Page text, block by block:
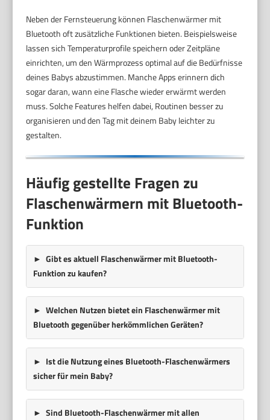
Neben der Fernsteuerung können Flaschenwärmer mit
Bluetooth oft zusätzliche Funktionen bieten. Beispielsweise
lassen sich Temperaturprofile speichern oder Zeitpläne
einrichten, um den Wärmprozess optimal auf die Bedürfnisse
deines Babys abzustimmen. Manche Apps erinnern dich
sogar daran, wann eine Flasche wieder erwärmt werden
muss. Solche Features helfen dabei, Routinen besser zu
organisieren und den Tag mit deinem Baby leichter zu
gestalten.
Häufig gestellte Fragen zu
Flaschenwärmern mit Bluetooth-
Funktion
Gibt es aktuell Flaschenwärmer mit Bluetooth-
Funktion zu kaufen?
Welchen Nutzen bietet ein Flaschenwärmer mit
Bluetooth gegenüber herkömmlichen Geräten?
Ist die Nutzung eines Bluetooth-Flaschenwärmers
sicher für mein Baby?
Sind Bluetooth-Flaschenwärmer mit allen